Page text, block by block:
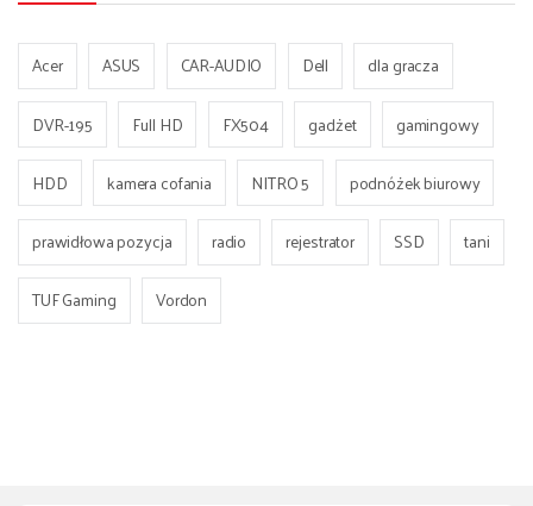
Acer ASUS CAR-AUDIO Dell
dla gracza
DVR-195
Full HD FX504 gadżet
gamingowy
HDD
kamera cofania NITRO 5
podnóżek biurowy
prawidłowa pozycja
radio rejestrator SSD
tani
TUF Gaming
Vordon